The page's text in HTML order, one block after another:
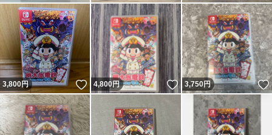
3,800円 いいね！
4,800円 いいね！
3,750円